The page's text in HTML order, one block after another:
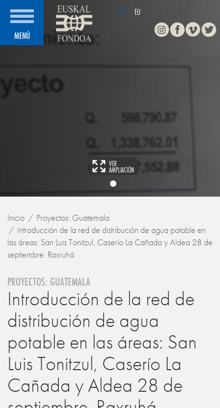
MENÚ
ES / EU
Inicio
Proyectos: Guatemala
Introducción de la red de distribución de agua potable en
las áreas: San Luis Tonitzul, Caserío La Cañada y Aldea 28 de
septiembre. Raxruhá
PROYECTOS: GUATEMALA
Introducción de la red de
distribución de agua
potable en las áreas: San
Luis Tonitzul, Caserío La
Cañada y Aldea 28 de